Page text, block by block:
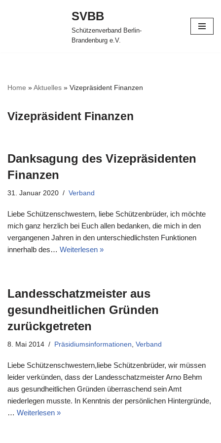
SVBB
Schützenverband Berlin-
Brandenburg e.V.
Home »Aktuelles » Vizepräsident Finanzen
Vizepräsident Finanzen
Danksagung des Vizepräsidenten
Finanzen
31. Januar 2020 Verband
Liebe Schützenschwestern, liebe Schützenbrüder, ich möchte
mich ganz herzlich bei Euch allen bedanken, die mich in den
vergangenen Jahren in den unterschiedlichsten Funktionen
innerhalb des… Weiterlesen »
Landesschatzmeister aus
gesundheitlichen Gründen
zurückgetreten
8. Mai 2014 Präsidiumsinformationen, Verband
Liebe Schützenschwestern,liebe Schützenbrüder, wir müssen
leider verkünden, dass der Landesschatzmeister Arno Behm
aus gesundheitlichen Gründen überraschend sein Amt
niederlegen musste. In Kenntnis der persönlichen Hintergründe,
… Weiterlesen »